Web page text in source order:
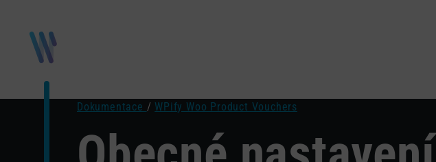
Dokumentace / WPify Woo Product Vouchers